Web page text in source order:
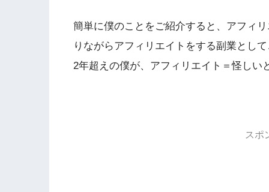
簡単に僕のことをご紹介すると、アフィ
りながらアフィリエイトをする副業とし
2年超えの僕が、アフィリエイト＝怪しい
スポ